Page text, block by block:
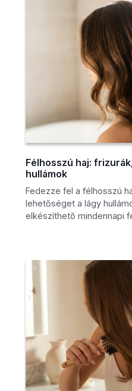
Félhosszú haj:
hullámok
Fedezze fel a félhosszú
lehetőséget a lágy
elkészíthető mindennapi